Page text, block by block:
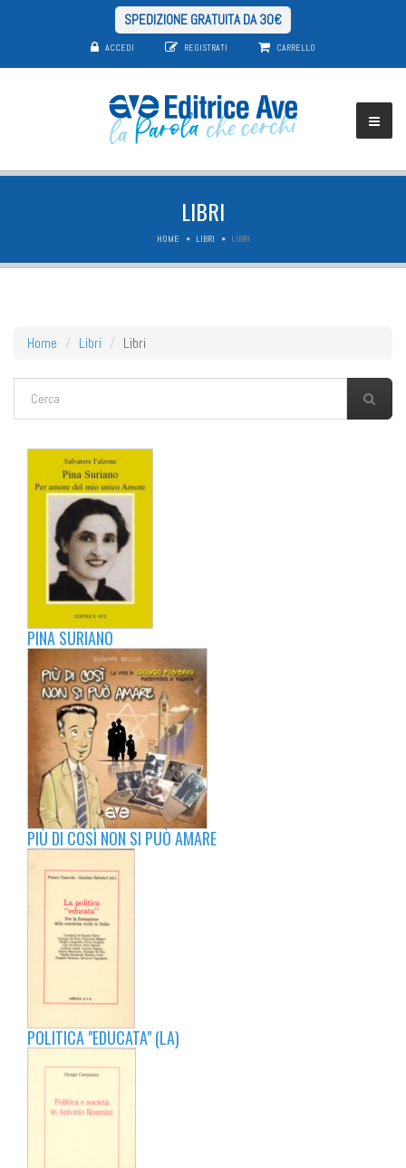
SPEDIZIONE GRATUITA DA 30€
ACCEDI REGISTRATI CARRELLO
LIBRI
HOME LIBRI LIBRI
Home Libri Libri
FORM DI RICERCA
PINA SURIANO
PIÙ DI COSÌ NON SI PUÒ AMARE
POLITICA "EDUCATA" (LA)